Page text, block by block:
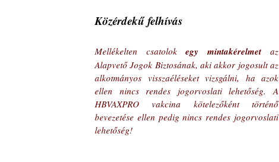
Közérdekű felhívás
Mellékelten csatolok egy mintakérelmet az
Alapvető Jogok Biztosának, aki akkor jogosult az
alkotmányos visszaéléseket vizsgálni, ha azok
ellen nincs rendes jogorvoslati lehetőség. A
HBVAXPRO vakcina kötelezőként történő
bevezetése ellen pedig nincs rendes jogorvoslati
lehetőség!